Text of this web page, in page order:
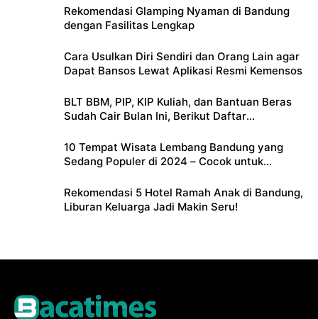
Rekomendasi Glamping Nyaman di Bandung
dengan Fasilitas Lengkap
Cara Usulkan Diri Sendiri dan Orang Lain agar
Dapat Bansos Lewat Aplikasi Resmi Kemensos
BLT BBM, PIP, KIP Kuliah, dan Bantuan Beras
Sudah Cair Bulan Ini, Berikut Daftar
10 Tempat Wisata Lembang Bandung yang
Sedang Populer di 2024 – Cocok untuk
Rekomendasi 5 Hotel Ramah Anak di Bandung,
Liburan Keluarga Jadi Makin Seru!